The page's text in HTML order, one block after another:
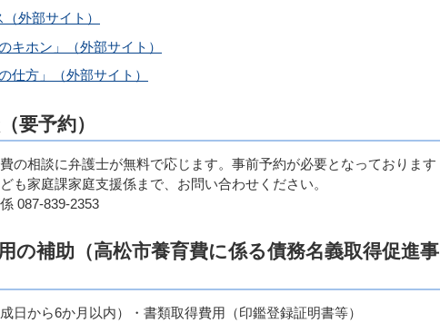
外部サイト）
キホン」（外部サイト）
仕方」（外部サイト）
要予約）
の相談に弁護士が無料で応じます。事前予約が必要となっております
も家庭課家庭支援係まで、お問い合わせください。
087-839-2353
の補助（高松市養育費に係る債務名義取得促進事
日から6か月以内）・書類取得費用（印鑑登録証明書等）